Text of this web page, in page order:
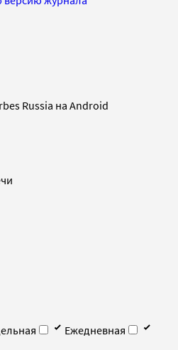
Russia на Android
Ежедневная